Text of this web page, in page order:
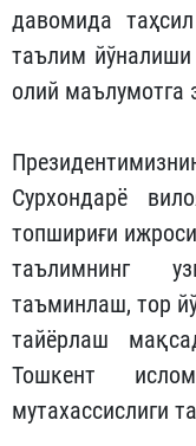
давомида
таълим
олий маълумотга
Сурхондарё
топшириғи
таълимнинг
таъминлаш, тор
тайёрлаш
Тошкент
мутахассислиги